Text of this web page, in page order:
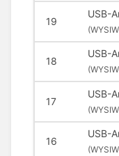
19
USB-
(
18
USB-
(
17
USB-
(
16
USB-
(